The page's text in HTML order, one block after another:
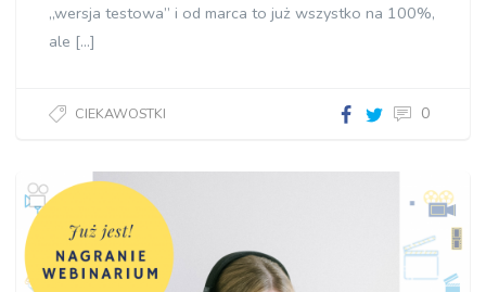
„wersja testowa” i od marca to już wszystko na 100%,
ale […]
CIEKAWOSTKI 0